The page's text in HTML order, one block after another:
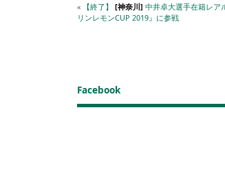
« 【終了】 [神奈川] 中井卓大選手在籍レア
リンレモンCUP 2019』に参戦
Facebook